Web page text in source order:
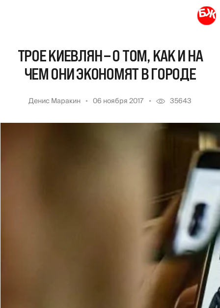
ТРОЕ КИЕВЛЯН – О ТОМ, КАК И НА
ЧЕМ ОНИ ЭКОНОМЯТ В ГОРОДЕ
Денис Маракин 06 ноября 2017 35643